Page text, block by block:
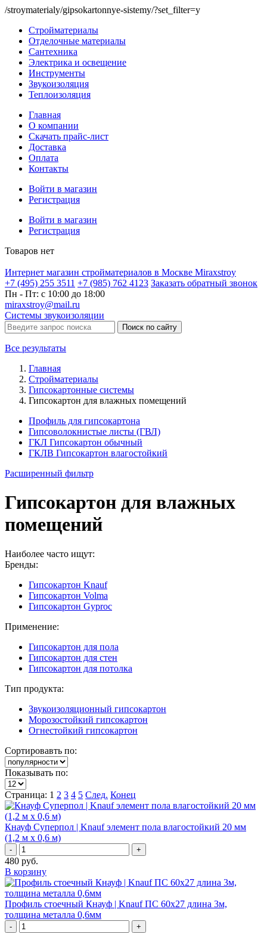
/stroymaterialy/gipsokartonnye-sistemy/?set_filter=y
Стройматериалы
Отделочные материалы
Сантехника
Электрика и освещение
Инструменты
Звукоизоляция
Теплоизоляция
Главная
О компании
Скачать прайс-лист
Доставка
Оплата
Контакты
Войти в магазин
Регистрация
Войти в магазин
Регистрация
Товаров нет
Интернет магазин стройматериалов в Москве Miraxstroy
+7 (495) 255 3511 +7 (985) 762 4123 Заказать обратный звонок
Пн - Пт: с 10:00 до 18:00
miraxstroy@mail.ru
Системы звукоизоляции
Поиск по сайту
Все результаты
Главная
Стройматериалы
Гипсокартонные системы
Гипсокартон для влажных помещений
Профиль для гипсокартона
Гипсоволокнистые листы (ГВЛ)
ГКЛ Гипсокартон обычный
ГКЛВ Гипсокартон влагостойкий
Расширенный фильтр
Гипсокартон для влажных
помещений
Наиболее часто ищут:
Бренды:
Гипсокартон Knauf
Гипсокартон Volma
Гипсокартон Gyproc
Применение:
Гипсокартон для пола
Гипсокартон для стен
Гипсокартон для потолка
Тип продукта:
Звукоизоляционный гипсокартон
Морозостойкий гипсокартон
Огнестойкий гипсокартон
Сортировавть по:
Показывать по:
Страница: 1 2 3 4 5 След. Конец
Кнауф Суперпол | Knauf элемент пола влагостойкий 20 мм
(1,2 м х 0,6 м)
- +
480 руб.
В корзину
Профиль стоечный Кнауф | Knauf ПС 60x27 длина 3м,
толщина металла 0,6мм
- +